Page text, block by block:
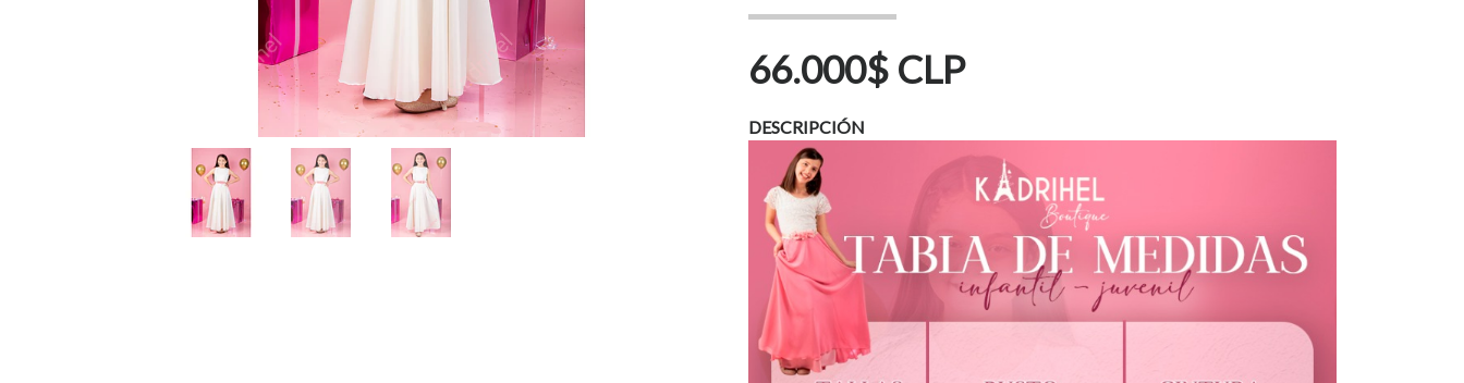
66.000$ CLP
DESCRIPCIÓN